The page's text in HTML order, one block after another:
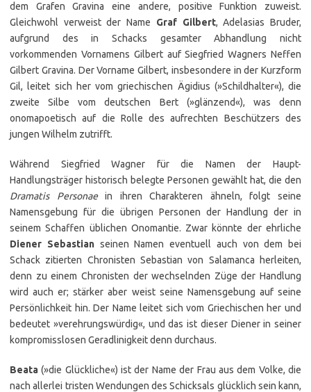
dem Grafen Gravina eine andere, positive Funktion zuweist.
Gleichwohl verweist der Name Graf Gilbert, Adelasias Bruder,
aufgrund des in Schacks gesamter Abhandlung nicht
vorkommenden Vornamens Gilbert auf Siegfried Wagners Neffen
Gilbert Gravina. Der Vorname Gilbert, insbesondere in der Kurzform
Gil, leitet sich her vom griechischen Ägidius (»Schildhalter«), die
zweite Silbe vom deutschen Bert (»glänzend«), was denn
onomapoetisch auf die Rolle des aufrechten Beschützers des
jungen Wilhelm zutrifft.
Während Siegfried Wagner für die Namen der Haupt-
Handlungsträger historisch belegte Personen gewählt hat, die den
Dramatis Personaein ihren Charakteren ähneln, folgt seine
Namensgebung für die übrigen Personen der Handlung der in
seinem Schaffen üblichen Onomantie. Zwar könnte der ehrliche
Diener Sebastianseinen Namen eventuell auch von dem bei
Schack zitierten Chronisten Sebastian von Salamanca herleiten,
denn zu einem Chronisten der wechselnden Züge der Handlung
wird auch er; stärker aber weist seine Namensgebung auf seine
Persönlichkeit hin. Der Name leitet sich vom Griechischen her und
bedeutet »verehrungswürdig«, und das ist dieser Diener in seiner
kompromisslosen Geradlinigkeit denn durchaus.
Beata (»die Glückliche«) ist der Name der Frau aus dem Volke, die
nach allerlei tristen Wendungen des Schicksals glücklich sein kann,